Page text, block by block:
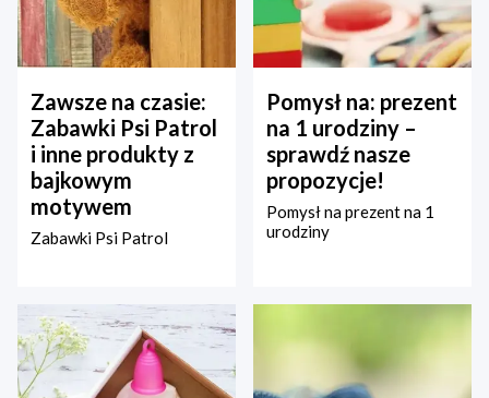
Zawsze na czasie:
Zabawki Psi Patrol
i inne produkty z
bajkowym
motywem
Zabawki Psi Patrol
Pomysł na: prezent
na 1 urodziny –
sprawdź nasze
propozycje!
Pomysł na prezent na 1
urodziny